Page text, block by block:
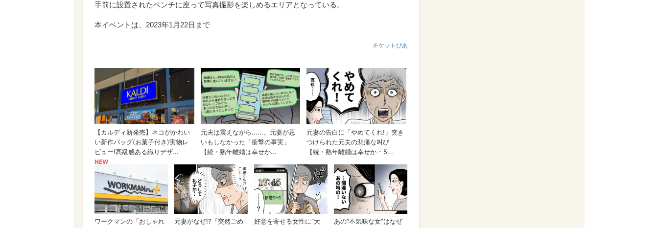
手前に設置されたベンチに座って写真撮影を楽しめるエリアとなっている。
本イベントは、2023年1月22日まで
チケットぴあ